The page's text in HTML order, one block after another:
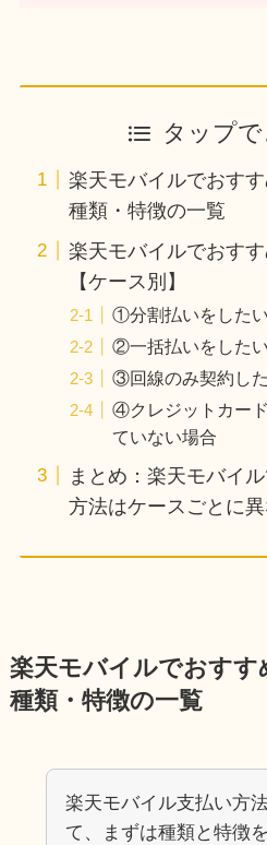
タップ
楽天モバイルでおす
種類・特徴の一覧
楽天モバイルでおす
【ケース別】
①分割払いをしたい
②一括払いをしたい
③回線のみ契約し
④クレジットカー
ていない場合
まとめ：楽天モバイ
方法はケースごとに
楽天モバイルでおすす
種類・特徴の一覧
楽天モバイル支払い方
て、まずは種類と特徴